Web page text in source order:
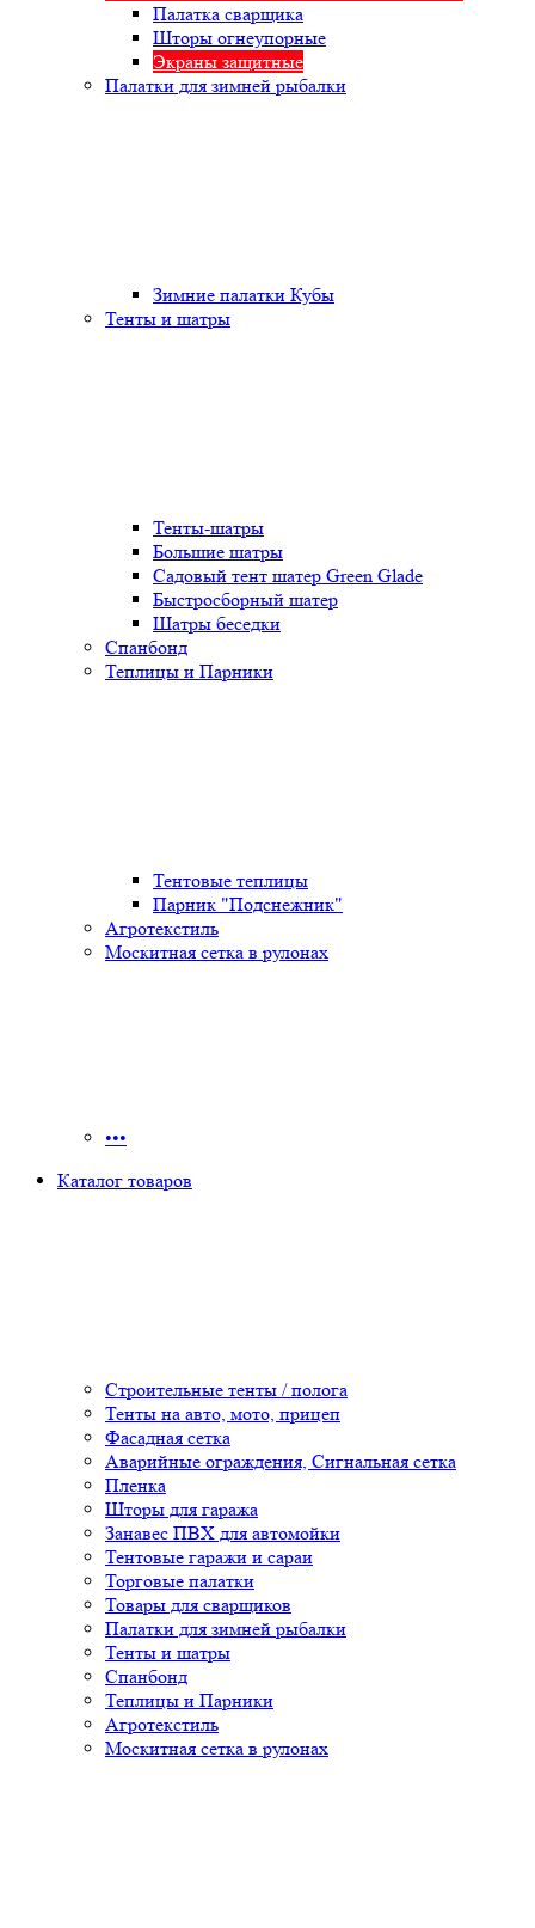
Палатка сварщика
Шторы огнеупорные
Экраны защитные
Палатки для зимней рыбалки
Зимние палатки Кубы
Тенты и шатры
Тенты-шатры
Большие шатры
Садовый тент шатер Green Glade
Быстросборный шатер
Шатры беседки
Спанбонд
Теплицы и Парники
Тентовые теплицы
Парник "Подснежник"
Агротекстиль
Москитная сетка в рулонах
•••
Каталог товаров
Строительные тенты / полога
Тенты на авто, мото, прицеп
Фасадная сетка
Аварийные ограждения, Сигнальная сетка
Пленка
Шторы для гаража
Занавес ПВХ для автомойки
Тентовые гаражи и сараи
Торговые палатки
Товары для сварщиков
Палатки для зимней рыбалки
Тенты и шатры
Спанбонд
Теплицы и Парники
Агротекстиль
Москитная сетка в рулонах